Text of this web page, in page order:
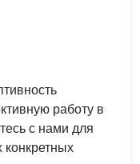
работу в
с нами для